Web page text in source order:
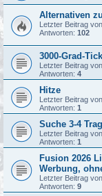
Alternativen
Letzter Beitrag von
Antworten: 102
3000-Grad-
Letzter Beitrag von
Antworten: 4
Hitze
Letzter Beitrag von
Antworten: 1
Suche 3-4
Letzter Beitrag von
Antworten: 1
Fusion 2026
Werbung,
Letzter Beitrag von
Antworten: 9